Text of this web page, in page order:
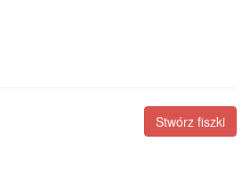
Stwórz fiszki